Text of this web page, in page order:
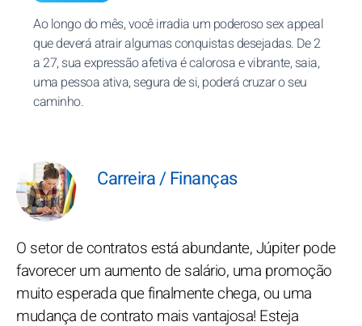
Ao longo do mês, você irradia um poderoso sex appeal
que deverá atrair algumas conquistas desejadas. De 2
a 27, sua expressão afetiva é calorosa e vibrante, saia,
uma pessoa ativa, segura de si, poderá cruzar o seu
caminho.
Carreira / Finanças
O setor de contratos está abundante, Júpiter pode
favorecer um aumento de salário, uma promoção
muito esperada que finalmente chega, ou uma
mudança de contrato mais vantajosa! Esteja